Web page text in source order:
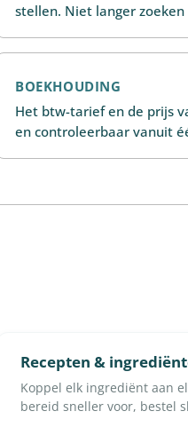
stellen. Niet langer
BOEKHOUDING
Het btw-tarief en de prijs
en controleerbaar vanuit
Recepten &
Koppel elk ingrediënt aan
bereid sneller voor, bestel